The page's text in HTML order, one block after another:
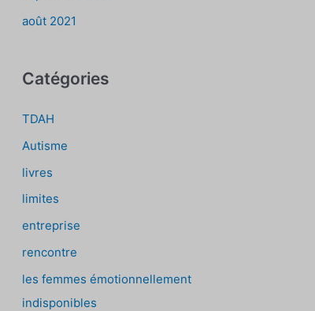
août 2021
Catégories
TDAH
Autisme
livres
limites
entreprise
rencontre
les femmes émotionnellement
indisponibles